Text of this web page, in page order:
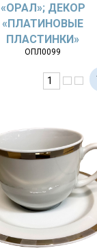
«OPAЛ»; ДЕКОР
«ПЛАТИНОВЫЕ
ПЛАСТИНКИ»
ОПЛ0099